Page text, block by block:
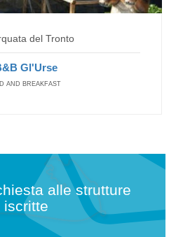
del Tronto
Gl'Urse
AND BREAKFAST
alle strutture
iscritte